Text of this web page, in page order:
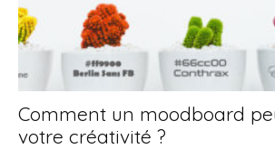
Comment un moodboard
votre créativité ?